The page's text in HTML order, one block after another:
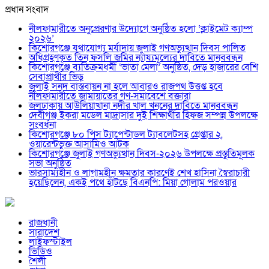
প্রধান সংবাদ
নীলফামারীতে অনুপ্রেরণার উদ্যোগে অনুষ্ঠিত হলো ‘ক্লাইমেট ক্যাম্প
২০২৬’
কিশোরগঞ্জে যথাযোগ্য মর্যাদায় জুলাই গণঅভ্যুত্থান দিবস পালিত
অধিগ্রহণকৃত তিন ফসলি জমির ন্যায্যমূল্যের দাবিতে মানববন্ধন
কিশোরগঞ্জে ব্যতিক্রমধর্মী ‘ভাতা মেলা’ অনুষ্ঠিত, দেড় হাজারের বেশি
সেবাপ্রার্থীর ভিড়
জুলাই সনদ বাস্তবায়ন না হলে আবারও রাজপথ উত্তপ্ত হবে
নীলফামারীতে জামায়াতের গণ-সমাবেশে বক্তারা
জলঢাকায় আউলিয়াখানা নদীর খাল খননের দাবিতে মানববন্ধন
দেবীগঞ্জ ইকরা মডেল মাদ্রাসার দুই শিক্ষার্থীর হিফজ সম্পন্ন উপলক্ষে
সংবর্ধনা
কিশোরগঞ্জে ৮০ পিস ট্যাপেন্টাডল ট্যাবলেটসহ গ্রেপ্তার ২,
ওয়ারেন্টভুক্ত আসামিও আটক
কিশোরগঞ্জে জুলাই গণঅভ্যুত্থান দিবস-২০২৬ উপলক্ষে প্রস্তুতিমূলক
সভা অনুষ্ঠিত
ভারসাম্যহীন ও লাগামহীন ক্ষমতার কারণেই শেখ হাসিনা স্বৈরাচারী
হয়েছিলেন, একই পথে হাঁটছে বিএনপি: মিয়া গোলাম পরওয়ার
রাজধানী
সারাদেশ
লাইফস্টাইল
ভিডিও
শৈলী